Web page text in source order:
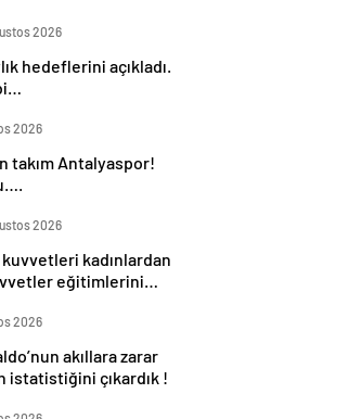
2026
hedeflerini açıkladı.
2026
takım Antalyaspor!
2026
kadınlardan
eğitimlerini
2026
akıllara zarar
istatistiğini çıkardık !